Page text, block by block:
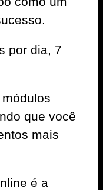
por dia, 7
que você
mais
é a